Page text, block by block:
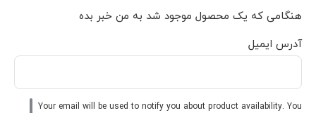
هنگامی که یک محصول موجود شد به من خبر بده
آدرس ایمیل
Your email will be used to notify you about product availability. You